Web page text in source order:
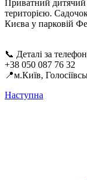
Приватний дитячий
територією.
Києва у парковій
📞 Деталі за
+38 050 087 76 32
📍м.Київ,
Наступна